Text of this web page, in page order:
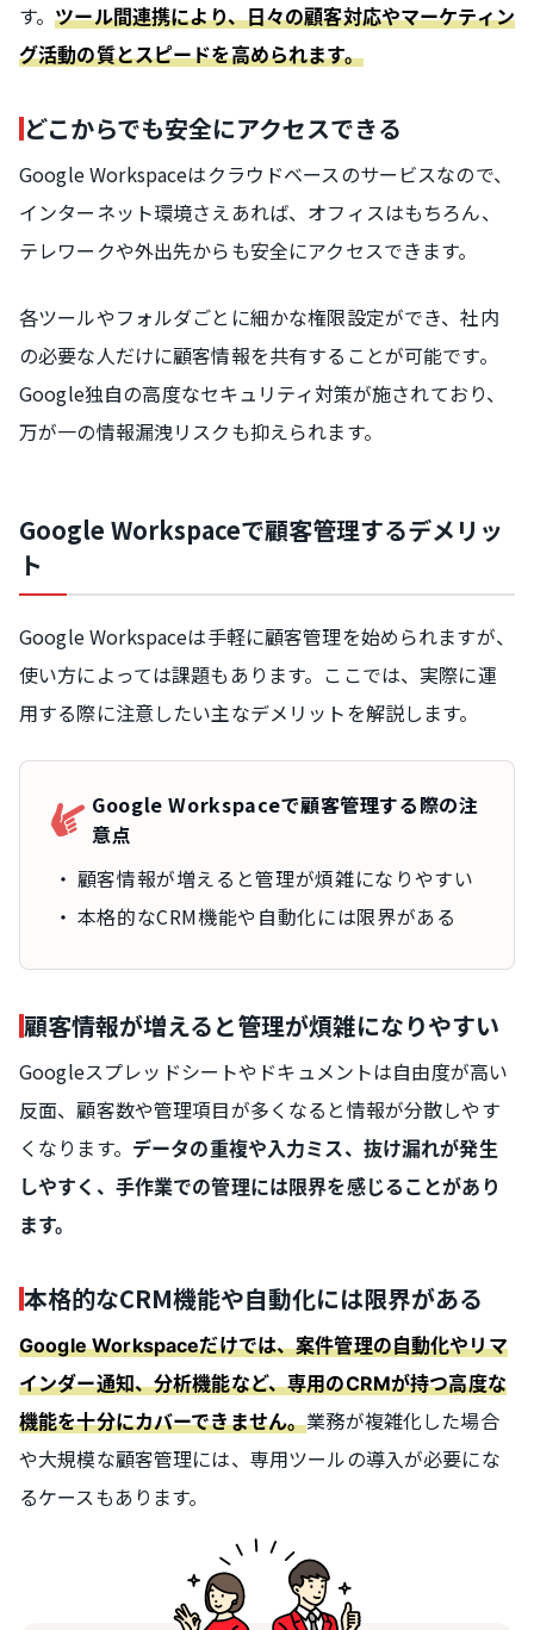
す。ツール間連携により、日々の顧客対応やマーケティン
グ活動の質とスピードを高められます。
どこからでも安全にアクセスできる
Google Workspaceはクラウドベースのサービスなので、
インターネット環境さえあれば、オフィスはもちろん、
テレワークや外出先からも安全にアクセスできます。
各ツールやフォルダごとに細かな権限設定ができ、社内
の必要な人だけに顧客情報を共有することが可能です。
Google独自の高度なセキュリティ対策が施されており、
万が一の情報漏洩リスクも抑えられます。
Google Workspaceで顧客管理するデメリッ
ト
Google Workspaceは手軽に顧客管理を始められますが、
使い方によっては課題もあります。ここでは、実際に運
用する際に注意したい主なデメリットを解説します。
Google Workspaceで顧客管理する際の注
意点
顧客情報が増えると管理が煩雑になりやすい
本格的なCRM機能や自動化には限界がある
顧客情報が増えると管理が煩雑になりやすい
Googleスプレッドシートやドキュメントは自由度が高い
反面、顧客数や管理項目が多くなると情報が分散しやす
くなります。 データの重複や入力ミス、抜け漏れが発生
しやすく、手作業での管理には限界を感じることがあり
ます。
本格的なCRM機能や自動化には限界がある
Google Workspaceだけでは、案件管理の自動化やリマ
インダー通知、分析機能など、専用のCRMが持つ高度な
機能を十分にカバーできません。業務が複雑化した場合
や大規模な顧客管理には、専用ツールの導入が必要にな
るケースもあります。